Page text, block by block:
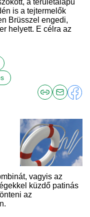
a területalapú
is a tejtermelők
Brüsszel engedi,
helyett. E célra az
vagyis az
küzdő patinás
az